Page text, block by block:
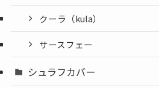
クーラ（kula）
サースフェー
シュラフカバー